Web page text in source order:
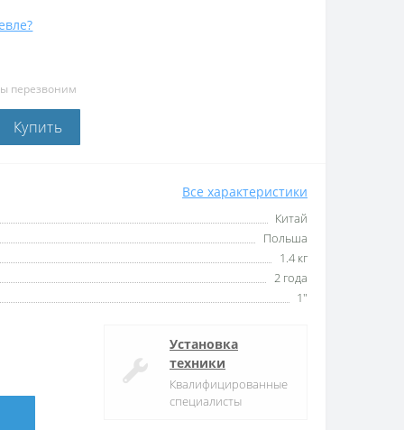
перезвоним
Купить
Все характеристики
Китай
Польша
1.4 кг
2 года
1"
Установка
техники
Квалифицированные
специалисты